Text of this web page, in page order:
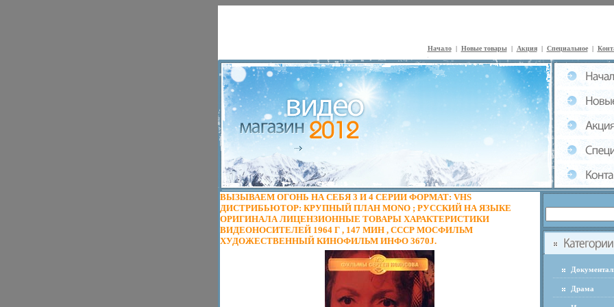
Начало| Новые товары| Акция| Специальное|
ВЫЗЫВАЕМ ОГОНЬ НА СЕБЯ 3 И 4 СЕРИИ ФОРМАТ: VHS
ДИСТРИБЬЮТОР: КРУПНЫЙ ПЛАН MONO ; РУССКИЙ НА ЯЗЫКЕ
ОРИГИНАЛА ЛИЦЕНЗИОННЫЕ ТОВАРЫ ХАРАКТЕРИСТИКИ
ВИДЕОНОСИТЕЛЕЙ 1964 Г , 147 МИН , СССР МОСФИЛЬМ
ХУДОЖЕСТВЕННЫЙ КИНОФИЛЬМ ИНФО 3670J.
Драма